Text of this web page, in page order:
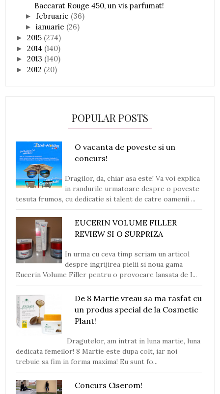
Baccarat Rouge 450, un vis parfumat!
►februarie (36)
►ianuarie (26)
►2015 (274)
►2014 (140)
►2013 (140)
►2012 (20)
POPULAR POSTS
O vacanta de poveste si un
concurs!
Dragilor, da, chiar asa este! Va voi explica
in randurile urmatoare despre o poveste
tesuta frumos, cu dedicatie si talent de catre oamenii ...
EUCERIN VOLUME FILLER
REVIEW SI O SURPRIZA
In urma cu ceva timp scriam un articol
despre ingrijirea pielii si noua gama
Eucerin Volume Filler pentru o provocare lansata de I...
De 8 Martie vreau sa ma rasfat cu
un produs special de la Cosmetic
Plant!
Dragutelor, am intrat in luna martie, luna
dedicata femeilor! 8 Martie este dupa colt, iar noi
trebuie sa fim in forma maxima! Eu sunt fo...
Concurs Ciserom!